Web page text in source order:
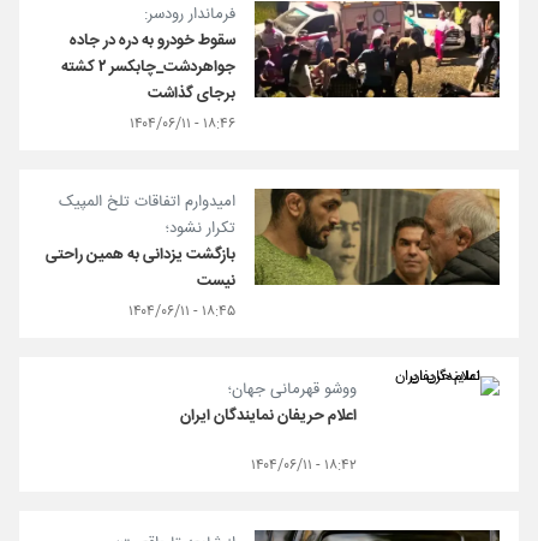
فرماندار رودسر:
سقوط خودرو به دره در جاده
جواهردشت_چابکسر ۲ کشته
برجای گذاشت
۱۸:۴۶ - ۱۴۰۴/۰۶/۱۱
امیدوارم اتفاقات تلخ المپیک
تکرار نشود؛
بازگشت یزدانی به همین راحتی‌
نیست
۱۸:۴۵ - ۱۴۰۴/۰۶/۱۱
ووشو قهرمانی جهان؛
اعلام حریفان نمایندگان ایران
۱۸:۴۲ - ۱۴۰۴/۰۶/۱۱